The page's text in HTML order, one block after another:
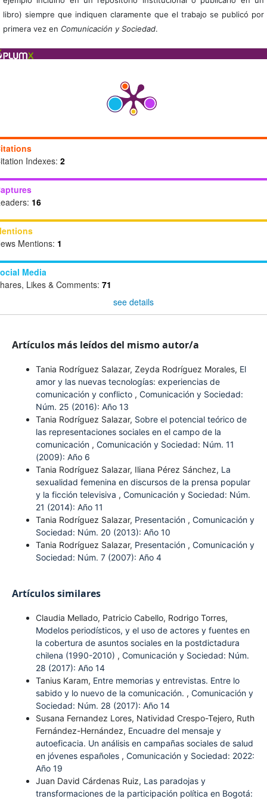
libro) siempre que indiquen claramente que el trabajo se publicó por
primera vez en Comunicación y Sociedad.
Indexes: 2
16
Mentions: 1
Media
Likes & Comments: 71
see details
Artículos más leídos del mismo autor/a
Tania Rodríguez Salazar, Zeyda Rodríguez Morales, El
amor y las nuevas tecnologías: experiencias de
comunicación y conflicto , Comunicación y Sociedad:
Núm. 25 (2016): Año 13
Tania Rodríguez Salazar, Sobre el potencial teórico de
las representaciones sociales en el campo de la
comunicación , Comunicación y Sociedad: Núm. 11
(2009): Año 6
Tania Rodríguez Salazar, Iliana Pérez Sánchez, La
sexualidad femenina en discursos de la prensa popular
y la ficción televisiva , Comunicación y Sociedad: Núm.
21 (2014): Año 11
Tania Rodríguez Salazar, Presentación , Comunicación y
Sociedad: Núm. 20 (2013): Año 10
Tania Rodríguez Salazar, Presentación , Comunicación y
Sociedad: Núm. 7 (2007): Año 4
Artículos similares
Claudia Mellado, Patricio Cabello, Rodrigo Torres,
Modelos periodísticos, y el uso de actores y fuentes en
la cobertura de asuntos sociales en la postdictadura
chilena (1990-2010) , Comunicación y Sociedad: Núm.
28 (2017): Año 14
Tanius Karam, Entre memorias y entrevistas. Entre lo
sabido y lo nuevo de la comunicación. , Comunicación y
Sociedad: Núm. 28 (2017): Año 14
Susana Fernandez Lores, Natividad Crespo-Tejero, Ruth
Fernández-Hernández, Encuadre del mensaje y
autoeficacia. Un análisis en campañas sociales de salud
en jóvenes españoles , Comunicación y Sociedad: 2022:
Año 19
Juan David Cárdenas Ruiz, Las paradojas y
transformaciones de la participación política en Bogotá: